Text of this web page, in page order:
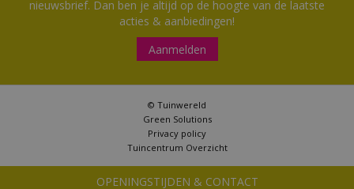
SOGO Gevulde tray Bio plugs
nieuwsbrief. Dan ben je altijd op de hoogte van de laatste
acties & aanbiedingen!
Aanmelden
© Tuinwereld
Green Solutions
Privacy policy
Tuincentrum Overzicht
OPENINGSTIJDEN & CONTACT